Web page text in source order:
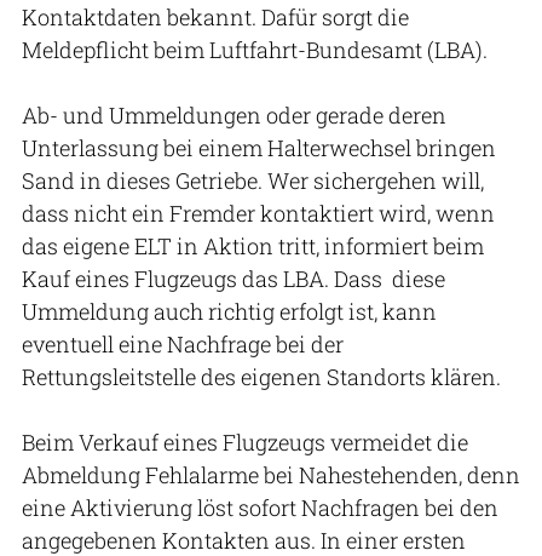
Kontaktdaten bekannt. Dafür sorgt die
Meldepflicht beim Luftfahrt-Bundesamt (LBA).
Ab- und Ummeldungen oder gerade deren
Unterlassung bei einem Halterwechsel bringen
Sand in dieses Getriebe. Wer sichergehen will,
dass nicht ein Fremder kontaktiert wird, wenn
das eigene ELT in Aktion tritt, informiert beim
Kauf eines Flugzeugs das LBA. Dass diese
Ummeldung auch richtig erfolgt ist, kann
eventuell eine Nachfrage bei der
Rettungsleitstelle des eigenen Standorts klären.
Beim Verkauf eines Flugzeugs vermeidet die
Abmeldung Fehlalarme bei Nahestehenden, denn
eine Aktivierung löst sofort Nachfragen bei den
angegebenen Kontakten aus. In einer ersten